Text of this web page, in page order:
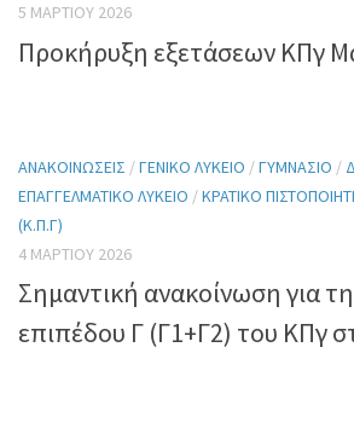
5 ΜΑΡΤΊΟΥ 2026
Προκήρυξη εξετάσεων ΚΠγ
ΑΝΑΚΟΙΝΏΣΕΙΣ /ΓΕΝΙΚΌ ΛΎΚΕΙΟ /ΓΥΜΝΆΣΙΟ /
ΕΠΑΓΓΕΛΜΑΤΙΚΌ ΛΎΚΕΙΟ /ΚΡΑΤΙΚΌ
(Κ.Π.Γ)
4 ΜΑΡΤΊΟΥ 2026
Σημαντική ανακοίνωση για
επιπέδου Γ (Γ1+Γ2) του ΚΠγ